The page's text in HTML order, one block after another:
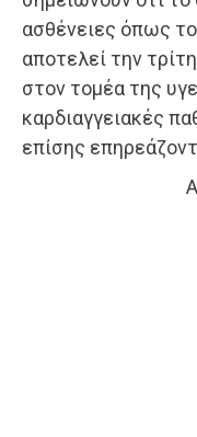
ασθένειες όπως
αποτελεί την
στον τομέα της
καρδιαγγειακές
επίσης